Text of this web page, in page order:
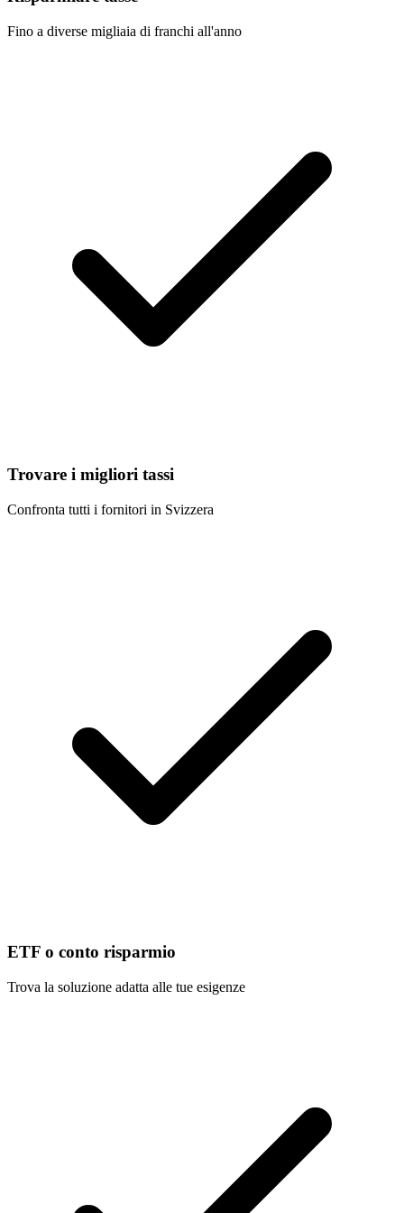
Fino a diverse migliaia di franchi all'anno
Trovare i migliori tassi
Confronta tutti i fornitori in Svizzera
ETF o conto risparmio
Trova la soluzione adatta alle tue esigenze